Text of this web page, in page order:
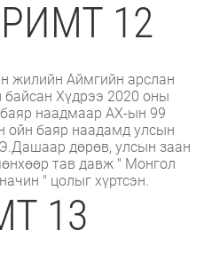
12
жилийн Аймгийн арслан
байсан Хүдрээ 2020 оны
наадмаар АХ-ын 99
ойн баяр наадамд улсын
дөрөв, улсын заан
тав давж " Монгол
" цолыг хүртсэн.
13